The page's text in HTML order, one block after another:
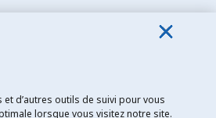
et d’autres outils de suivi pour vous
lorsque vous visitez notre site.